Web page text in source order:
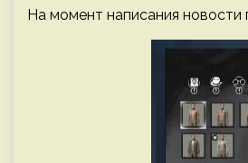
На момент написания новости